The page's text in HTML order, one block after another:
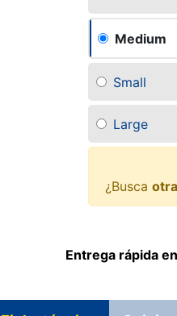
Medium
Small
Large
¿Busca
Entrega rápida